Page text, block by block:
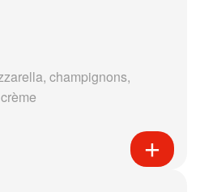
champignons,